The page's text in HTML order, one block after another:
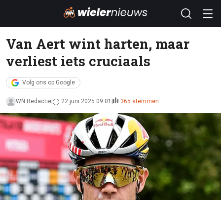
Van Aert wint harten, maar
verliest iets cruciaals
Volg ons op Google
WN Redactie 22 juni 2025 09:01 365 stemmen